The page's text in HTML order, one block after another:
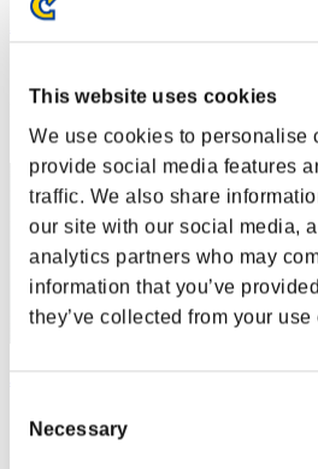
This website uses cookies
We use cookies to personalise
provide social media features
traffic. We also share
our site with our social media,
analytics partners who may
information that you’ve
they’ve collected from your
Selection
Necessary
ALUCARD
RANK
72
JILL140
スコア:Lv:100/04'52"15